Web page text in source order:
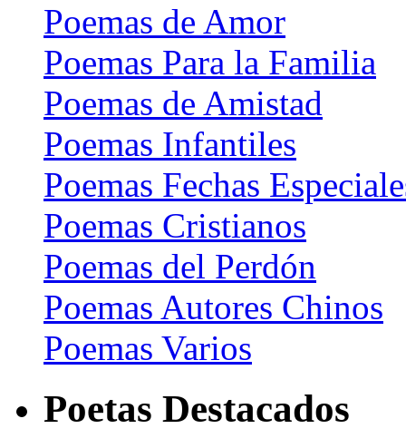
Poemas de Amor
Poemas Para la Familia
Poemas de Amistad
Poemas Infantiles
Poemas Fechas
Poemas Cristianos
Poemas del Perdón
Poemas Autores Chinos
Poemas Varios
Poetas Destacados